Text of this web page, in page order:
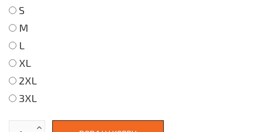
S
M
L
XL
2XL
3XL